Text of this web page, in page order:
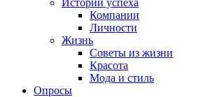
Истории успеха
Компании
Личности
Жизнь
Советы из жизни
Красота
Мода и стиль
Опросы